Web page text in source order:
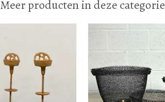
Meer producten in deze categorie